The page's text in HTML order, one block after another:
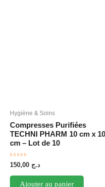
Hygiène & Soins
Compresses Purifiées
TECHNI PHARM 10 cm x 10
cm – Lot de 10
Note
0
sur
د.ج
Ajouter au panier